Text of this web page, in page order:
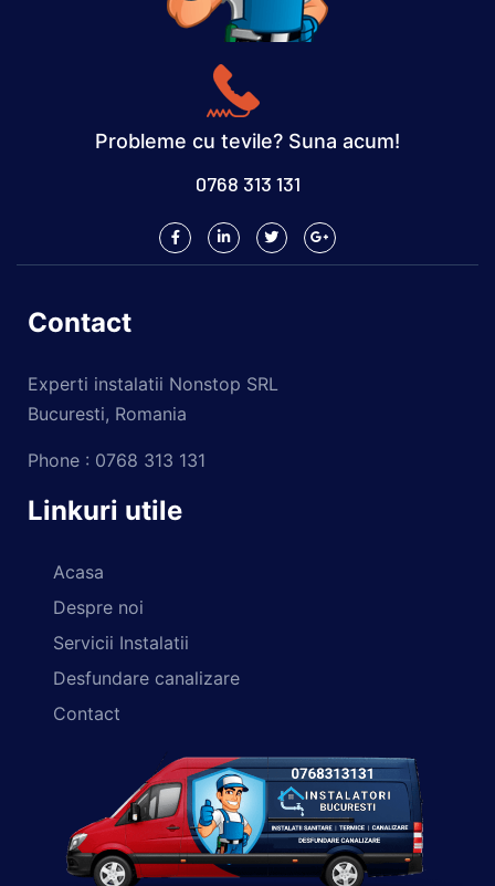
Probleme cu tevile? Suna acum!
0768 313 131
Contact
Experti instalatii Nonstop SRL
Bucuresti, Romania
Phone : 0768 313 131
Linkuri utile
Acasa
Despre noi
Servicii Instalatii
Desfundare canalizare
Contact